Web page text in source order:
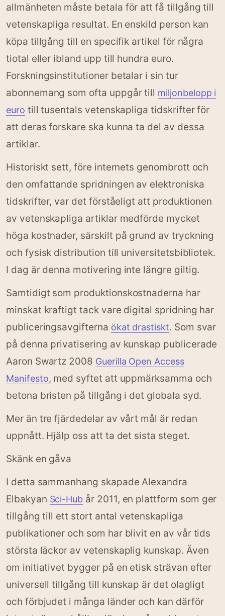
allmänheten måste betala för att få tillgång till
vetenskapliga resultat. En enskild person kan
köpa tillgång till en specifik artikel för några
tiotal eller ibland upp till hundra euro.
Forskningsinstitutioner betalar i sin tur
abonnemang som ofta uppgår till miljonbelopp i
euro till tusentals vetenskapliga tidskrifter för
att deras forskare ska kunna ta del av dessa
artiklar.
Historiskt sett, före internets genombrott och
den omfattande spridningen av elektroniska
tidskrifter, var det förståeligt att produktionen
av vetenskapliga artiklar medförde mycket
höga kostnader, särskilt på grund av tryckning
och fysisk distribution till universitetsbibliotek.
I dag är denna motivering inte längre giltig.
Samtidigt som produktionskostnaderna har
minskat kraftigt tack vare digital spridning har
publiceringsavgifterna ökat drastiskt. Som svar
på denna privatisering av kunskap publicerade
Aaron Swartz 2008 Guerilla Open Access
Manifesto, med syftet att uppmärksamma och
betona bristen på tillgång i det globala syd.
Mer än tre fjärdedelar av vårt mål är redan
uppnått. Hjälp oss att ta det sista steget.
Skänk en gåva
I detta sammanhang skapade Alexandra
Elbakyan Sci-Hub år 2011, en plattform som ger
tillgång till ett stort antal vetenskapliga
publikationer och som har blivit en av vår tids
största läckor av vetenskaplig kunskap. Även
om initiativet bygger på en etisk strävan efter
universell tillgång till kunskap är det olagligt
och förbjudet i många länder och kan därför